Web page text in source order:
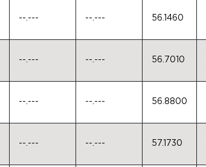
--.--- --.--- 56.1460
--.--- --.--- 56.7010
--.--- --.--- 56.8800
--.--- --.--- 57.1730